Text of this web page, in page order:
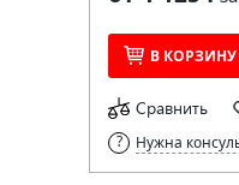
В КОРЗИНУ
Сравнить
Нужна